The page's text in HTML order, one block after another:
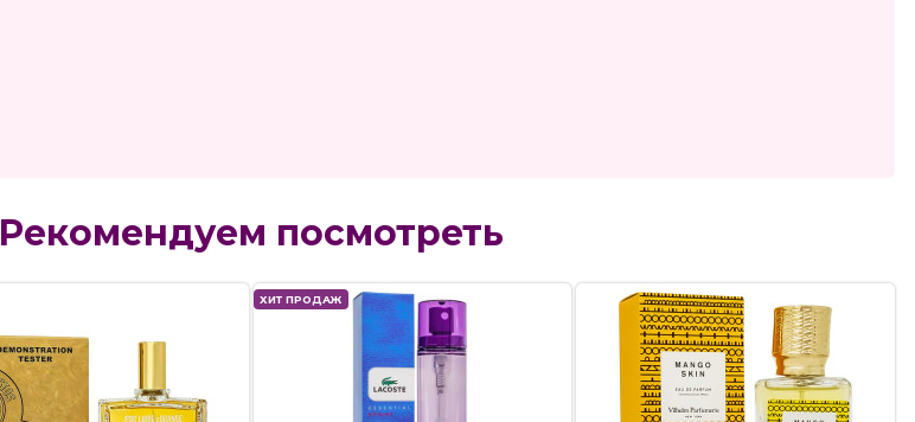
Рекомендуем посмотреть
ХИТ ПРОДАЖ